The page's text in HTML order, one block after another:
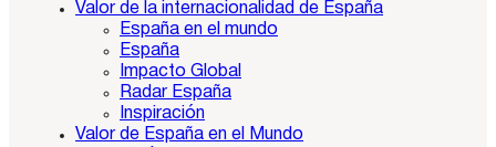
Valor de la internacionalidad de España
España en el mundo
España
Impacto Global
Radar España
Inspiración
Valor de España en el Mundo